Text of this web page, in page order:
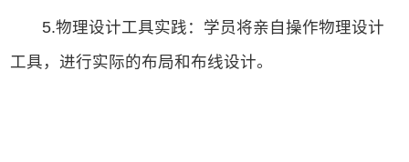
5.物理设计工具实践：学员将亲自操作物理设计
工具，进行实际的布局和布线设计。